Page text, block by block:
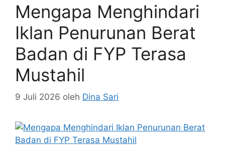
Mengapa Menghindari
Iklan Penurunan Berat
Badan di FYP Terasa
Mustahil
9 Juli 2026 oleh Dina Sari